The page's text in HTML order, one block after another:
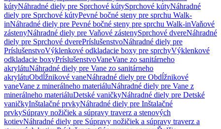
kútyNáhradné diely pre Sprchové kútySprchové kútyNáhradné
diely pre Sprchové kútyPevné bočné steny pre sprchu Walk-
inNáhradné diely pre Pevné bočné steny pre sprchu Walk-inVaňové
zástenyNáhradné diely pre Vaňové zástenySprchové dvereNáhradné
diely pre Sprchové dverePríslušenstvoNáhradné diely pre
PríslušenstvoVýklenkové odkladacie boxy pre sprchyVýklenkové
odkladacie boxyPríslušenstvoVaneVane zo sanitárneho
akrylátuNáhradné diely pre Vane zo sanitárneho
akrylátuObdĺžnikové vaneNáhradné diely pre Obdĺžnikové
vaneVane z minerálneho materiáluNáhradné diely pre Vane z
minerálneho materiáluDetské vaničkyNáhradné diely pre Detské
vaničkyInštalačné prvkyNáhradné diely pre Inštalačné
prvkySúpravy nožičiek a súpravy traverz a stenových
kotievNáhradné diely pre Súpravy nožičiek a súpravy traverz a